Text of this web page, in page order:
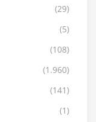
(29)
(5)
(108)
(1.960)
(141)
(1)